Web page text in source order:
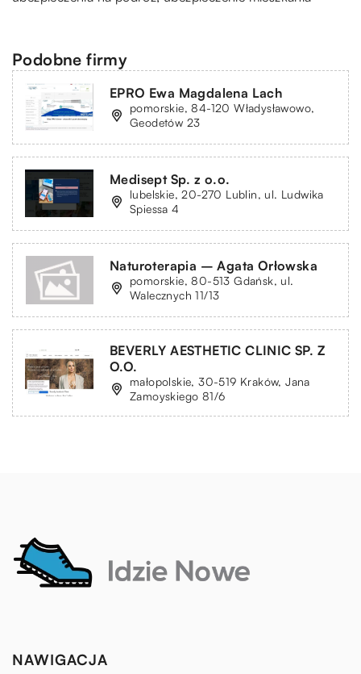
Podobne firmy
EPRO Ewa Magdalena Lach
pomorskie, 84-120 Władysławowo,
Geodetów 23
Medisept Sp. z o.o.
lubelskie, 20-270 Lublin, ul. Ludwika
Spiessa 4
Naturoterapia – Agata Orłowska
pomorskie, 80-513 Gdańsk, ul.
Walecznych 11/13
BEVERLY AESTHETIC CLINIC SP. Z
O.O.
małopolskie, 30-519 Kraków, Jana
Zamoyskiego 81/6
NAWIGACJA